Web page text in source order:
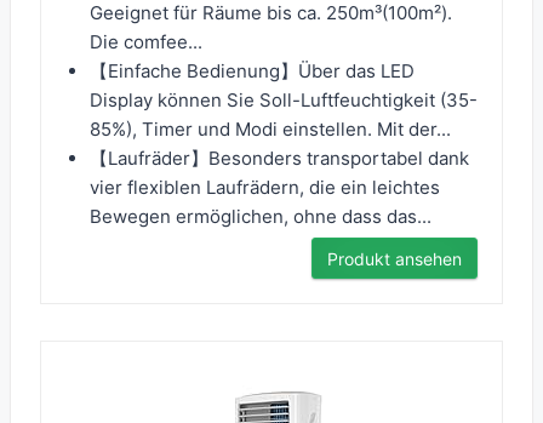
Geeignet für Räume bis ca. 250m³(100m²).
Die comfee...
【Einfache Bedienung】Über das LED
Display können Sie Soll-Luftfeuchtigkeit (35-
85%), Timer und Modi einstellen. Mit der...
【Laufräder】Besonders transportabel dank
vier flexiblen Laufrädern, die ein leichtes
Bewegen ermöglichen, ohne dass das...
Produkt ansehen